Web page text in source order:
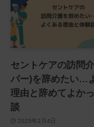
セントケアの訪問
パー)を辞めたい…
理由と辞めてよか
談
2025年2月4日